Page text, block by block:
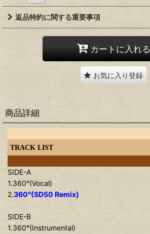
返品特約に関する重要事項
カートに入れる
お気に入り登録
商品詳細
TRACK LIST
SIDE-A
1.360°(Vocal)
2.360°(SD50 Remix)
SIDE-B
1.360°(Instrumental)